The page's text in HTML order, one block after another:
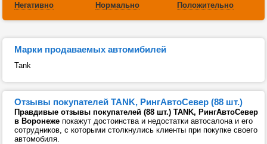
Негативно Нормально Положительно
Марки продаваемых автомибилей
Tank
Отзывы покупателей TANK, РингАвтоСевер (88 шт.)
Правдивые отзывы покупателей (88 шт.) TANK, РингАвтоСевер
в Воронеже покажут достоинства и недостатки автосалона и его
сотрудников, с которыми столкнулись клиенты при покупке своего
автомобиля.